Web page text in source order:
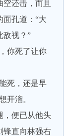
还击，而且
面孔道：“大
敌视？”
你死了让你
死，还是早
开溜。
便已从他头
锋直向林强右